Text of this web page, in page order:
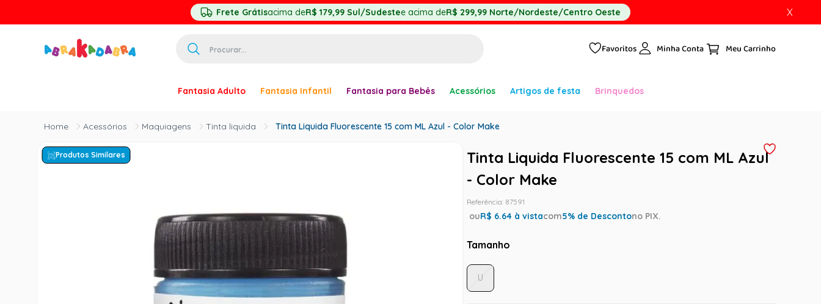
Frete Grátisacima deR$ 179,99 Sul/Sudestee acima deR$ 299,99 Norte/Nordeste/Centro Oeste X
Favoritos Minha Conta
Fantasia Adulto Fantasia Infantil Fantasia para Bebês Acessórios Artigos de festa Brinquedos
Acessórios Maquiagens Tinta liquida Tinta Liquida Fluorescente 15 com ML Azul - Color Make
Produtos Similares
Tinta Liquida Fluorescente 15 com ML Azul
- Color Make
Referência: 87591
ouR$ 6.64 à vistacom5% de Descontono PIX.
Tamanho
U
princesa
7º
branca neve
9º
toy story
10